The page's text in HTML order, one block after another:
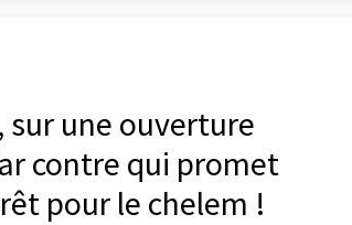
sur une ouverture
contre qui promet
pour le chelem !